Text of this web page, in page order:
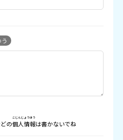
う
の個人情報
こじんじょうほう
は書かないでね